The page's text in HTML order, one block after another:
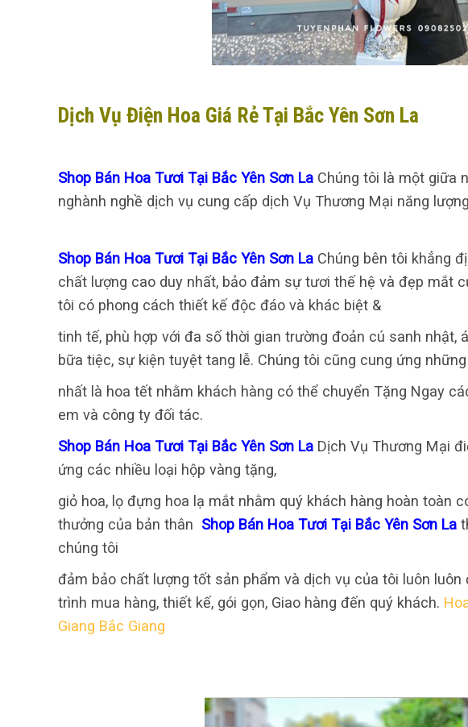
Dịch Vụ Điện Hoa Giá Rẻ Tại Bắc Yên Sơn La
Shop Bán Hoa Tươi Tại Bắc Yên Sơn La Chúng tôi là một giữa
nghành nghề dịch vụ cung cấp dịch Vụ Thương Mại năng
Shop Bán Hoa Tươi Tại Bắc Yên Sơn La Chúng bên tôi khẳng
chất lượng cao duy nhất, bảo đảm sự tươi thế hệ và đẹp mắt
tôi có phong cách thiết kế độc đáo và khác biệt &
tinh tế, phù hợp với đa số thời gian trường đoản cú sanh nhật,
bữa tiệc, sự kiện tuyệt tang lễ. Chúng tôi cũng cung ứng
nhất là hoa tết nhằm khách hàng có thể chuyển Tặng Ngay
em và công ty đối tác.
Shop Bán Hoa Tươi Tại Bắc Yên Sơn La Dịch Vụ Thương Mại
ứng các nhiều loại hộp vàng tặng,
giỏ hoa, lọ đựng hoa lạ mắt nhằm quý khách hàng hoàn toàn
thưởng của bản thân Shop Bán Hoa Tươi Tại Bắc Yên Sơn La
chúng tôi
đảm bảo chất lượng tốt sản phẩm và dịch vụ của tôi luôn
trình mua hàng, thiết kế, gói gọn, Giao hàng đến quý khách.
Giang Bắc Giang